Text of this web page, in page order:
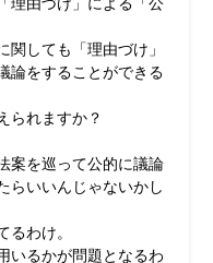
しても「理由づけ」
論をすることができる
られますか？
を巡って公的に議論
らいいんじゃないかし
わけ。
いるかが問題となるわ